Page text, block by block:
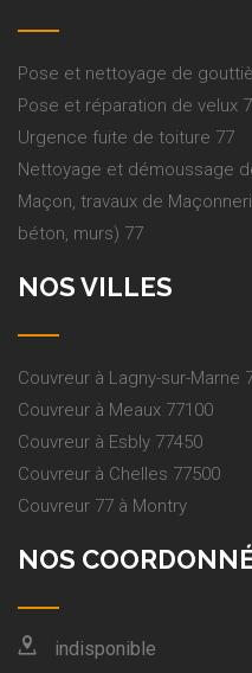
Pose et nettoyage de
Pose et réparation de velux
Urgence fuite de toiture 77
Nettoyage et démoussage
Maçon, travaux de
béton, murs) 77
NOS VILLES
Couvreur à Lagny-sur-Marne
Couvreur à Meaux 77100
Couvreur à Esbly 77450
Couvreur à Chelles 77500
Couvreur 77 à Montry
NOS
indisponible